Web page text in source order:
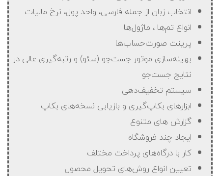
انتخاب زبان از جمله فارسی، واحد پول، نرخ مالیات
انواع تم‌ها ، ماژول‌ها
پرینت صورت‌حساب‌ها
بهینه‌سازی موتور جست‌جو (سئو) و رتبه‌گیری عالی در
نتایج جست‌جو
سیستم تخفیف‌دهی
ابزارهای بکاپ‌گیری و بازیابی نسخه‌های بکاپ
گزارش های متنوع
ایجاد چند فروشگاه
کار با درگاه‌های پرداخت مختلف
تعیین انواع روش‌های تحویل محصول